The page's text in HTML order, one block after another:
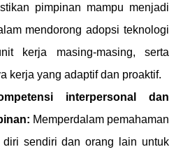
pimpinan mampu menjadi
mendorong adopsi teknologi
kerja masing-masing, serta
kerja yang adaptif dan proaktif.
interpersonal dan
Memperdalam pemahaman
diri sendiri dan orang lain untuk